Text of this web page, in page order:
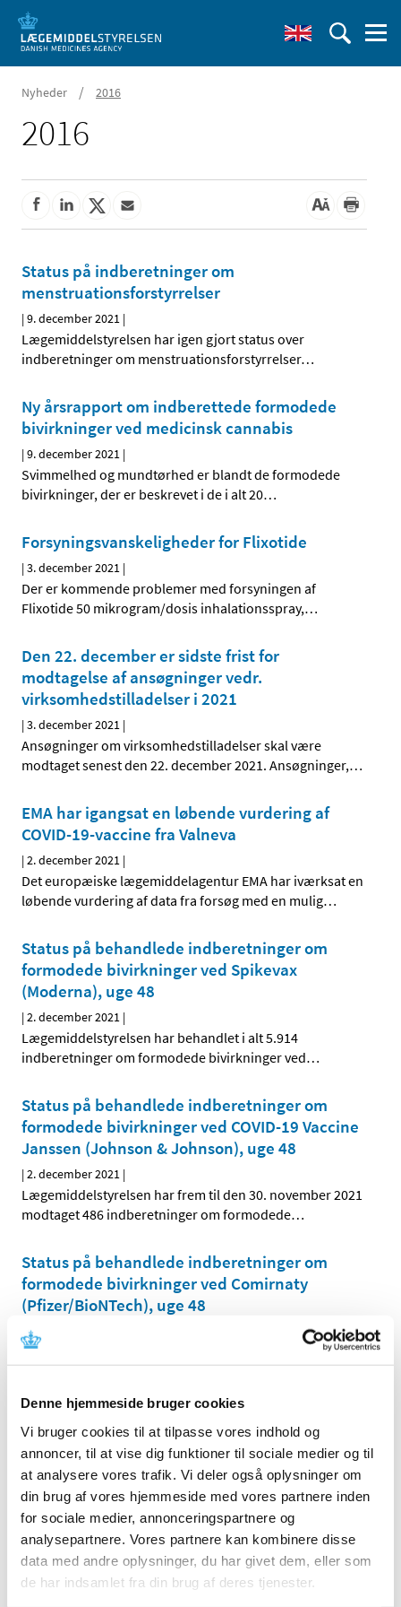
Denne hjemmeside bruger cookies
Vi bruger cookies til at tilpasse vores indhold og
annoncer, til at vise dig funktioner til sociale medier og til
at analysere vores trafik. Vi deler også oplysninger om
din brug af vores hjemmeside med vores partnere inden
for sociale medier, annonceringspartnere og
analysepartnere. Vores partnere kan kombinere disse
data med andre oplysninger, du har givet dem, eller som
de har indsamlet fra din brug af deres tjenester.
Nyheder / 2016
2016
Status på indberetninger om
menstruationsforstyrrelser
|9. december 2021 |
Lægemiddelstyrelsen har igen gjort status over
indberetninger om menstruationsforstyrrelser…
Ny årsrapport om indberettede formodede
bivirkninger ved medicinsk cannabis
|9. december 2021 |
Svimmelhed og mundtørhed er blandt de formodede
bivirkninger, der er beskrevet i de i alt 20…
Forsyningsvanskeligheder for Flixotide
|3. december 2021 |
Der er kommende problemer med forsyningen af
Flixotide 50 mikrogram/dosis inhalationsspray,…
Den 22. december er sidste frist for
modtagelse af ansøgninger vedr.
virksomhedstilladelser i 2021
|3. december 2021 |
Ansøgninger om virksomhedstilladelser skal være
modtaget senest den 22. december 2021. Ansøgninger,…
EMA har igangsat en løbende vurdering af
COVID-19-vaccine fra Valneva
|2. december 2021 |
Det europæiske lægemiddelagentur EMA har iværksat en
løbende vurdering af data fra forsøg med en mulig…
Status på behandlede indberetninger om
formodede bivirkninger ved Spikevax
(Moderna), uge 48
|2. december 2021 |
Lægemiddelstyrelsen har behandlet i alt 5.914
indberetninger om formodede bivirkninger ved…
Status på behandlede indberetninger om
formodede bivirkninger ved COVID-19 Vaccine
Janssen (Johnson & Johnson), uge 48
|2. december 2021 |
Lægemiddelstyrelsen har frem til den 30. november 2021
modtaget 486 indberetninger om formodede…
Status på behandlede indberetninger om
formodede bivirkninger ved Comirnaty
(Pfizer/BioNTech), uge 48
2. december 2021
Lægemiddelstyrelsen har behandlet i alt 12.425
indberetninger om formodede bivirkninger ved…
formodede bivirkninger ved Vaxzevria
(AstraZeneca), uge 48
|2. december 2021
Lægemiddelstyrelsen har behandlet i alt 4.154
indberetninger om formodede bivirkninger ved
Forsyningsvanskeligheder for Olbetam 250 mg